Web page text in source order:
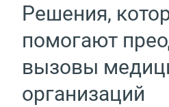
Решения,
помогают
вызовы
организаций